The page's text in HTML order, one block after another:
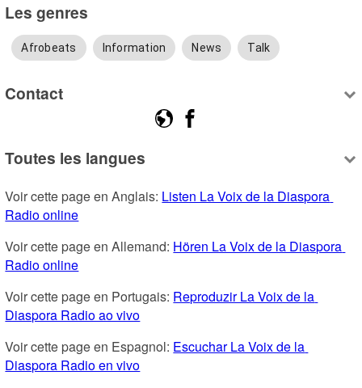
Les genres
Afrobeats Information News Talk
Contact
Toutes les langues
Voir cette page en Anglais: Listen La Voix de la Diaspora
Radio online
Voir cette page en Allemand: Hören La Voix de la Diaspora
Radio online
Voir cette page en Portugais: Reproduzir La Voix de la
Diaspora Radio ao vivo
Voir cette page en Espagnol: Escuchar La Voix de la
Diaspora Radio en vivo